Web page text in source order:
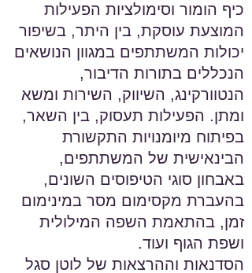
כיף הומור וסימולציות הפעילות
המוצעת עוסקת, בין היתר, בשיפור
יכולות המשתתפים במגוון הנושאים
הנכללים בתורות הדיבור,
הנטוורקינג, השיווק, השירות ומשא
ומתן. הפעילות תעסוק, בין השאר,
בפיתוח מיומנויות התקשורת
הבינאישית של המשתתפים,
באבחון סוגי הטיפוסים השונים,
בהעברת מקסימום מסר במינימום
זמן, בהתאמת השפה המילולית
ושפת הגוף ועוד.
הסדנאות וההרצאות של לוטן סגל